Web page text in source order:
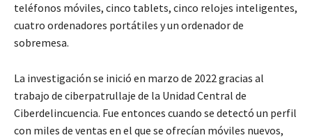
teléfonos móviles, cinco tablets, cinco relojes inteligentes,
cuatro ordenadores portátiles y un ordenador de
sobremesa.
La investigación se inició en marzo de 2022 gracias al
trabajo de ciberpatrullaje de la Unidad Central de
Ciberdelincuencia. Fue entonces cuando se detectó un perfil
con miles de ventas en el que se ofrecían móviles nuevos,